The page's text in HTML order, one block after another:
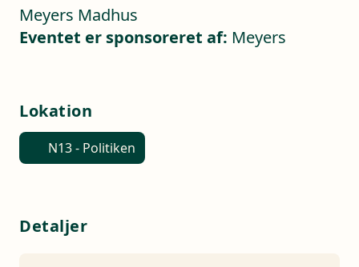
Meyers Madhus
Eventet er sponsoreret af: Meyers
Lokation
N13 - Politiken
Detaljer